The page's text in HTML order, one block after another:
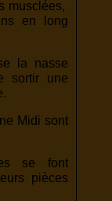
musclées,
en long
la nasse
sortir une
Midi sont
se font
pièces